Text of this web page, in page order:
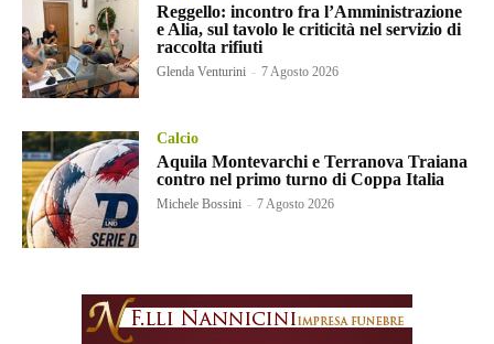
Reggello: incontro fra l’Amministrazione
e Alia, sul tavolo le criticità nel servizio di
raccolta rifiuti
Glenda Venturini - 7 Agosto 2026
Calcio
Aquila Montevarchi e Terranova Traiana
contro nel primo turno di Coppa Italia
Michele Bossini - 7 Agosto 2026